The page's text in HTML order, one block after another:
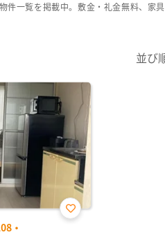
並び
・ お気
一覧を掲載中。敷金・礼金無料、家